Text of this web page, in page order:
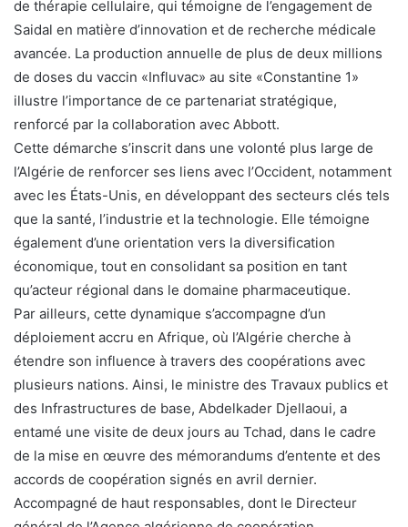
de thérapie cellulaire, qui témoigne de l’engagement de
Saidal en matière d’innovation et de recherche médicale
avancée. La production annuelle de plus de deux millions
de doses du vaccin «Influvac» au site «Constantine 1»
illustre l’importance de ce partenariat stratégique,
renforcé par la collaboration avec Abbott.
Cette démarche s’inscrit dans une volonté plus large de
l’Algérie de renforcer ses liens avec l’Occident, notamment
avec les États-Unis, en développant des secteurs clés tels
que la santé, l’industrie et la technologie. Elle témoigne
également d’une orientation vers la diversification
économique, tout en consolidant sa position en tant
qu’acteur régional dans le domaine pharmaceutique.
Par ailleurs, cette dynamique s’accompagne d’un
déploiement accru en Afrique, où l’Algérie cherche à
étendre son influence à travers des coopérations avec
plusieurs nations. Ainsi, le ministre des Travaux publics et
des Infrastructures de base, Abdelkader Djellaoui, a
entamé une visite de deux jours au Tchad, dans le cadre
de la mise en œuvre des mémorandums d’entente et des
accords de coopération signés en avril dernier.
Accompagné de haut responsables, dont le Directeur